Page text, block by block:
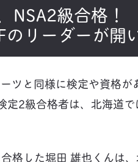
NSA2級合格！
のリーダーが開
ツと同様に検定や資格が
定2級合格者は、北海道
格した堀田 雄也くんは